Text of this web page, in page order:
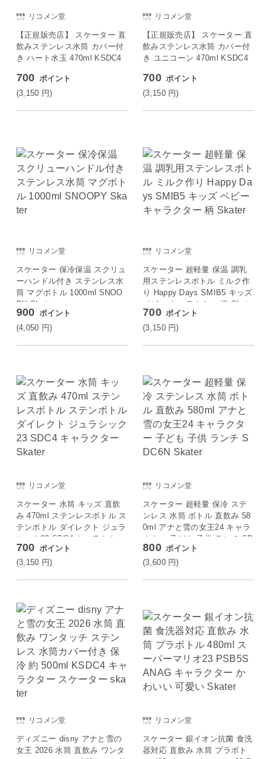
リコメン堂
【正規販売店】 スケーター 直
飲みステンレス水筒 カバー付
き ハート水玉 470ml KSDC4
700 ポイント
(3,150 円)
リコメン堂
【正規販売店】 スケーター 直
飲みステンレス水筒 カバー付
き ユニコーン 470ml KSDC4
700 ポイント
(3,150 円)
リコメン堂
スケーター 保冷保温 スクリュ
ーハンドル付き ステンレス水
筒 マグボトル 1000ml SNOO
PY Skater
900 ポイント
(4,050 円)
リコメン堂
スケーター 超軽量 保温 調乳
用ステンレスボトル ミルク作
り Happy Days SMIB5 キッズ
ベビー キャラクター 柄 Skate
r
700 ポイント
(3,150 円)
リコメン堂
スケーター 水筒 キッズ 直飲
み 470ml ステンレスボトル ス
テンボトル ダイレクト ジュラ
シック23 SDC4 キャラクター
Skater
700 ポイント
(3,150 円)
リコメン堂
スケーター 超軽量 保冷 ステ
ンレス 水筒 ボトル 直飲み 58
0ml アナと雪の女王24 キャラ
クター 子ども 子供 ランチ SD
C6N Skater
800 ポイント
(3,600 円)
リコメン堂
ディズニー disny アナと雪の
女王 2026 水筒 直飲み ワンタ
リコメン堂
スケーター 銀イオン抗菌 食洗
器対応 直飲み 水筒 プラボト